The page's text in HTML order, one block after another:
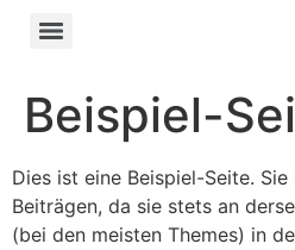
Beispiel-
Dies ist eine Beispiel-Seite.
Beiträgen, da sie stets an
(bei den meisten Themes) in